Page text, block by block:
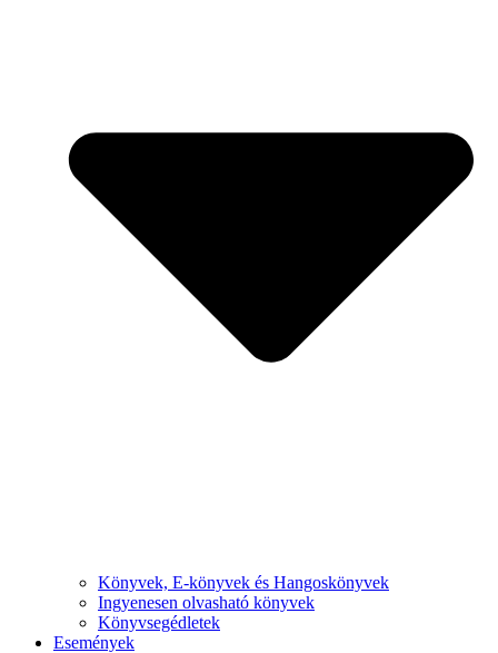
Könyvek, E-könyvek és Hangoskönyvek
Ingyenesen olvasható könyvek
Könyvsegédletek
Események